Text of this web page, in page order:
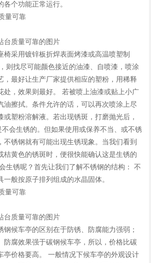
个功能正常运行。
台质量可靠的图片
椅采用镀锌板折焊表面烤漆或高温喷塑制
则找尽可能颜色接近的油漆、自喷漆，喷涂
，最好让生产厂家提供相应的塑粉，用稀释
处，效果则最好。 若被喷上油漆或贴上小广
油擦拭。条件允许的话，可以再次喷涂上尽
或塑粉溶解液。若出现锈斑，打磨抛光后，
会生锈的。但如果使用或保养不当、或不锈
不锈钢就有可能出现生锈现象。当我们看到
桔黄色的锈斑时，便很快能确认这是生锈的
生锈呢？首先让我们了解不锈钢的结构： 不
一般按原子排列组成的水晶固体。
台质量可靠的图片
钢候车亭的区别在于防锈、防腐能力强弱；
防腐效果强于碳钢候车亭，所以，价格比碳
亭价格要高。 一般情况下候车亭的外观设计